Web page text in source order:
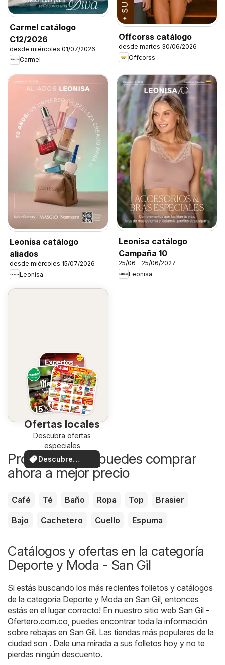
Carmel catálogo
C12/2026
desde miércoles 01/07/2026
Carmel
Offcorss catálogo
desde martes 30/06/2026
Offcorss
Leonisa catálogo
aliados
desde miércoles 15/07/2026
Leonisa
Leonisa catálogo
Campaña 10
25/06 - 25/06/2027
Leonisa
Ofertas locales
Descubra ofertas
especiales
Descubre
ofertas
Productos que puedes comprar
ahora a mejor precio
Café Té Baño Ropa Top
Brasier
Bajo
Cachetero Cuello Espuma
Catálogos y ofertas en la categoría
Deporte y Moda - San Gil
Si estás buscando los más recientes folletos y catálogos
de la categoría Deporte y Moda en San Gil, entonces
estás en el lugar correcto! En nuestro sitio web San Gil -
Ofertero.com.co, puedes encontrar toda la información
sobre rebajas en San Gil. Las tiendas más populares de la
ciudad son . Dale una mirada a sus folletos hoy y no te
pierdas ningún descuento.